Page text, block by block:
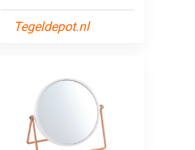
Tegeldepot.nl